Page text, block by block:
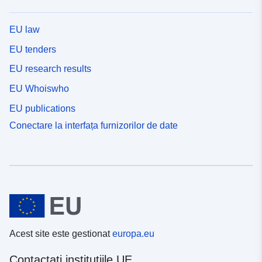
EU law
EU tenders
EU research results
EU Whoiswho
EU publications
Conectare la interfața furnizorilor de date
Acest site este gestionateuropa.eu